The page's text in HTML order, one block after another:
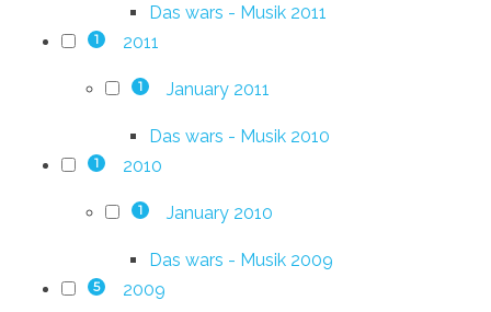
Das wars - Musik 2011
1 2011
1 January 2011
Das wars - Musik 2010
1 2010
1 January 2010
Das wars - Musik 2009
5 2009